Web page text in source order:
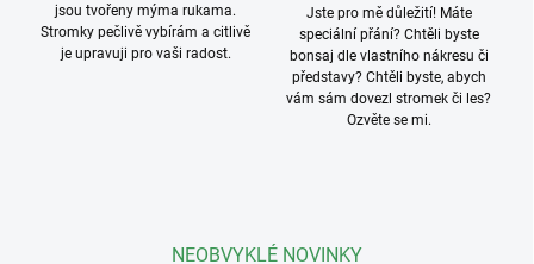
jsou tvořeny mýma rukama.
Stromky pečlivě vybírám a citlivě
je upravuji pro vaši radost.
Jste pro mě důležití! Máte
speciální přání? Chtěli byste
bonsaj dle vlastního nákresu či
představy? Chtěli byste, abych
vám sám dovezl stromek či les?
Ozvěte se mi.
NEOBVYKLÉ NOVINKY